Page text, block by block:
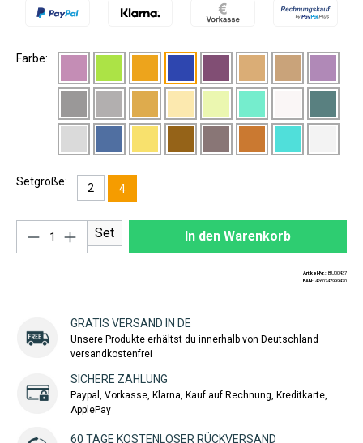
Farbe:
Setgröße: 2 4
Produkt Anzahl: Gib den gewünschten
Set In den Warenkorb
Artikel-Nr.: BU00437
EAN: 4260747999470
GRATIS VERSAND IN DE
Unsere Produkte erhältst du innerhalb von Deutschland
versandkostenfrei
SICHERE ZAHLUNG
Paypal, Vorkasse, Klarna, Kauf auf Rechnung, Kreditkarte,
ApplePay
60 TAGE KOSTENLOSER RÜCKVERSAND